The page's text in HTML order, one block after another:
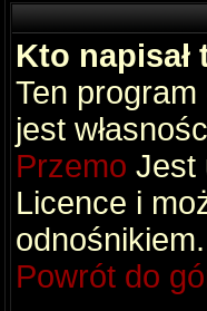
Kto
Ten
jest
Przemo Jest
Licence i
odnośnikiem.
Powrót do